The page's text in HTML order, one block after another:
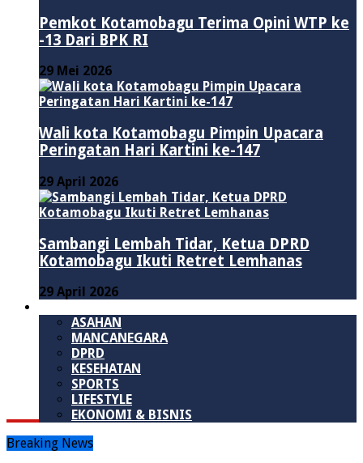
Pemkot Kotamobagu Terima Opini WTP ke
-13 Dari BPK RI
29 Mei 2026
Wali kota Kotamobagu Pimpin Upacara
Peringatan Hari Kartini ke-147
29 April 2026
Sambangi Lembah Tidar, Ketua DPRD
Kotamobagu Ikuti Retret Lemhanas
29 April 2026
ASAHAN
MANCANEGARA
DPRD
KESEHATAN
SPORTS
LIFESTYLE
EKONOMI & BISNIS
Breaking News